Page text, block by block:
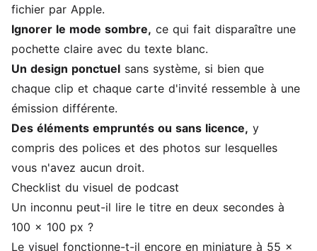
fichier par Apple.
Ignorer le mode sombre, ce qui fait disparaître une
pochette claire avec du texte blanc.
Un design ponctuel sans système, si bien que
chaque clip et chaque carte d'invité ressemble à une
émission différente.
Des éléments empruntés ou sans licence, y
compris des polices et des photos sur lesquelles
vous n'avez aucun droit.
Checklist du visuel de podcast
Un inconnu peut-il lire le titre en deux secondes à
100 x 100 px ?
Le visuel fonctionne-t-il encore en miniature à 55 x